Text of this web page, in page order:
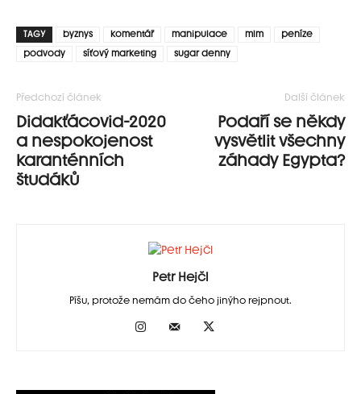
TAGY byznys komentář manipulace mlm
peníze
podvody
síťový marketing sugar denny
Předchozí článek
Didakťácovid-2020
a nespokojenost
karanténních
študáků
Další článek
Podaří se někdy
vysvětlit všechny
záhady Egypta?
Petr Hejčl
Píšu, protože nemám do čeho jinýho rejpnout.